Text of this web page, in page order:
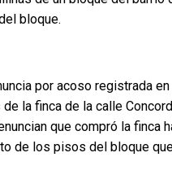
bloque.
por acoso registrada
la finca de la calle
que compró la
de los pisos del bloque